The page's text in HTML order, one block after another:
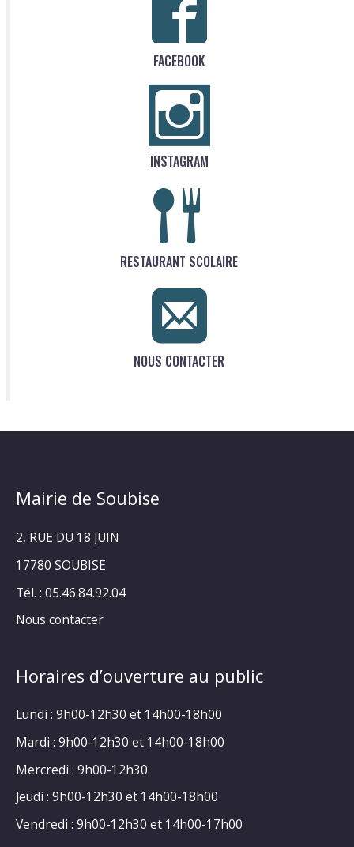
FACEBOOK
INSTAGRAM
RESTAURANT SCOLAIRE
NOUS CONTACTER
Mairie de Soubise
2, RUE DU 18 JUIN
17780 SOUBISE
Tél. : 05.46.84.92.04
Nous contacter
Horaires d’ouverture au public
Lundi : 9h00-12h30 et 14h00-18h00
Mardi : 9h00-12h30 et 14h00-18h00
Mercredi : 9h00-12h30
Jeudi : 9h00-12h30 et 14h00-18h00
Vendredi : 9h00-12h30 et 14h00-17h00